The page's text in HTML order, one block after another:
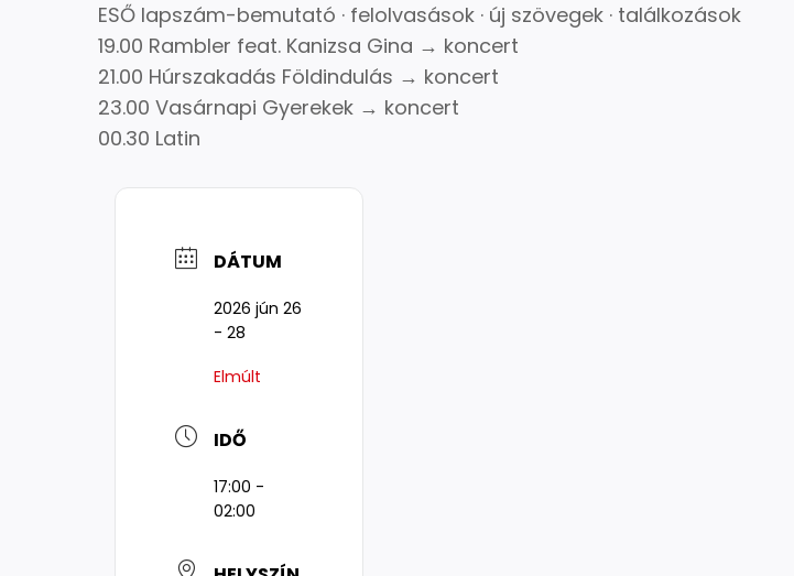
ESŐ lapszám-bemutató · felolvasások · új szövegek · találkozások
19.00 Rambler feat. Kanizsa Gina → koncert
21.00 Húrszakadás Földindulás → koncert
23.00 Vasárnapi Gyerekek → koncert
00.30 Latin
DÁTUM
2026 jún 26
- 28
Elmúlt
IDŐ
17:00 -
02:00